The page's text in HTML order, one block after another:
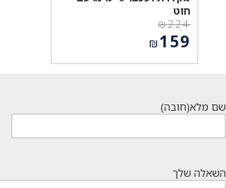
חוט
₪224
המחיר
המקורי
היה:
₪159
שם מלא(חובה)
השאלה שלך